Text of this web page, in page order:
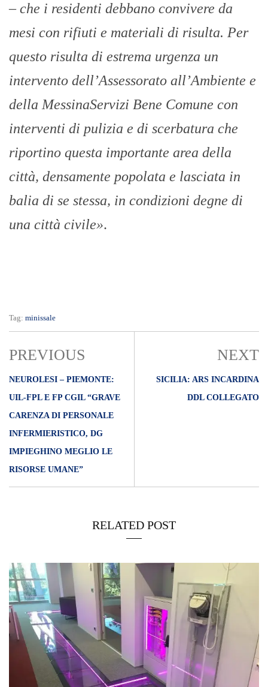
–che i residenti debbano convivere da
mesi con rifiuti e materiali di risulta. Per
questo risulta di estrema urgenza un
intervento dell’Assessorato all’Ambiente e
della MessinaServizi Bene Comune con
interventi di pulizia e di scerbatura che
riportino questa importante area della
città, densamente popolata e lasciata in
balia di se stessa, in condizioni degne di
una città civile».
Tag: minissale
PREVIOUS
NEUROLESI – PIEMONTE:
UIL-FPL E FP CGIL “GRAVE
CARENZA DI PERSONALE
INFERMIERISTICO, DG
IMPIEGHINO MEGLIO LE
RISORSE UMANE”
NEXT
SICILIA: ARS INCARDINA
DDL COLLEGATO
RELATED POST